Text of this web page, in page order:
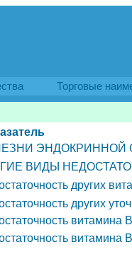
Торговые
ЭНДОКРИННОЙ
ВИДЫ
других
других
витамина B
витамина B